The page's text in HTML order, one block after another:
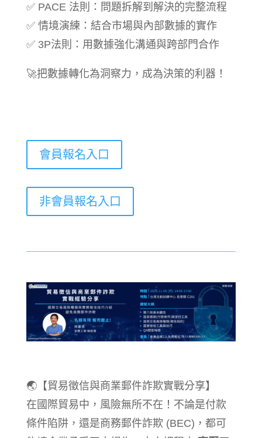
✅ PACE 法則：問題拆解到解決的完整流程
✅ 情境演練：結合市場與內部數據的實作
✅ 3P法則：用數據強化溝通與跨部門合作
🚀把數據轉化為洞察力 ，成為決策的利器！
會員報名入口
非會員報名入口
🌏【貿易徵信與商業郵件詐欺實戰分享】
在國際貿易中，風險無所不在！不論是付款
條件陷阱，還是商務郵件詐欺 (BEC)，都可